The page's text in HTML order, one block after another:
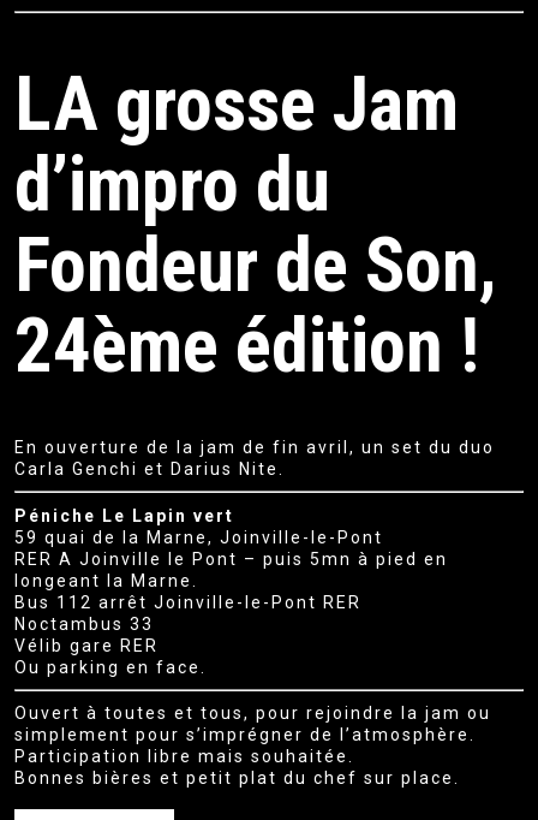
LA grosse Jam
d’impro du
Fondeur de Son,
24ème édition !
En ouverture de la jam de fin avril, un set du duo
Carla Genchi et Darius Nite
Péniche Le Lapin vert
59 quai de la Marne, Joinville-le-Pont
RER A Joinville le Pont – puis 5mn à pied en
longeant la Marne.
Bus 112 arrêt Joinville-le-Pont RER
Noctambus 33
Vélib gare RER
Ou parking en face.
Ouvert à toutes et tous, pour rejoindre la jam ou
simplement pour s’imprégner de l’atmosphère.
Participation libre mais souhaitée.
Bonnes bières et petit plat du chef sur place.